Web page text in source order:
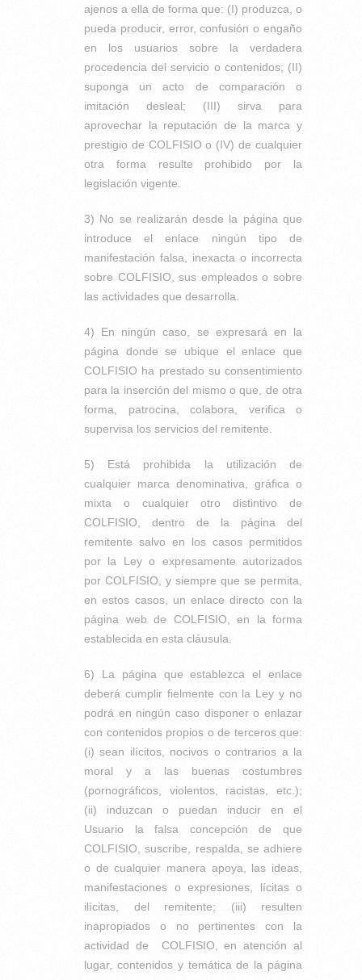
ajenos a ella de forma que: (I) produzca, o
pueda producir, error, confusión o engaño
en los usuarios sobre la verdadera
procedencia del servicio o contenidos; (II)
suponga un acto de comparación o
imitación desleal; (III) sirva para
aprovechar la reputación de la marca y
prestigio de COLFISIO o (IV) de cualquier
otra forma resulte prohibido por la
legislación vigente.
3) No se realizarán desde la página que
introduce el enlace ningún tipo de
manifestación falsa, inexacta o incorrecta
sobre COLFISIO, sus empleados o sobre
las actividades que desarrolla.
4) En ningún caso, se expresará en la
página donde se ubique el enlace que
COLFISIO ha prestado su consentimiento
para la inserción del mismo o que, de otra
forma, patrocina, colabora, verifica o
supervisa los servicios del remitente.
5) Está prohibida la utilización de
cualquier marca denominativa, gráfica o
mixta o cualquier otro distintivo de
COLFISIO, dentro de la página del
remitente salvo en los casos permitidos
por la Ley o expresamente autorizados
por COLFISIO, y siempre que se permita,
en estos casos, un enlace directo con la
página web de COLFISIO, en la forma
establecida en esta cláusula.
6) La página que establezca el enlace
deberá cumplir fielmente con la Ley y no
podrá en ningún caso disponer o enlazar
con contenidos propios o de terceros que:
(i) sean ilícitos, nocivos o contrarios a la
moral y a las buenas costumbres
(pornográficos, violentos, racistas, etc.);
(ii) induzcan o puedan inducir en el
Usuario la falsa concepción de que
COLFISIO, suscribe, respalda, se adhiere
o de cualquier manera apoya, las ideas,
manifestaciones o expresiones, lícitas o
ilícitas, del remitente; (iii) resulten
inapropiados o no pertinentes con la
actividad de COLFISIO, en atención al
lugar, contenidos y temática de la página